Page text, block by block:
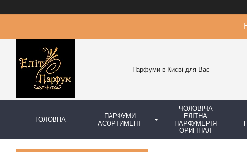
Парфуми в Києві для Вас
ГОЛОВНА
ПАРФУМИ
АСОРТИМЕНТ
ЧОЛОВІЧА
ЕЛІТНА
ПАРФУМЕРІЯ
ОРИГІНАЛ